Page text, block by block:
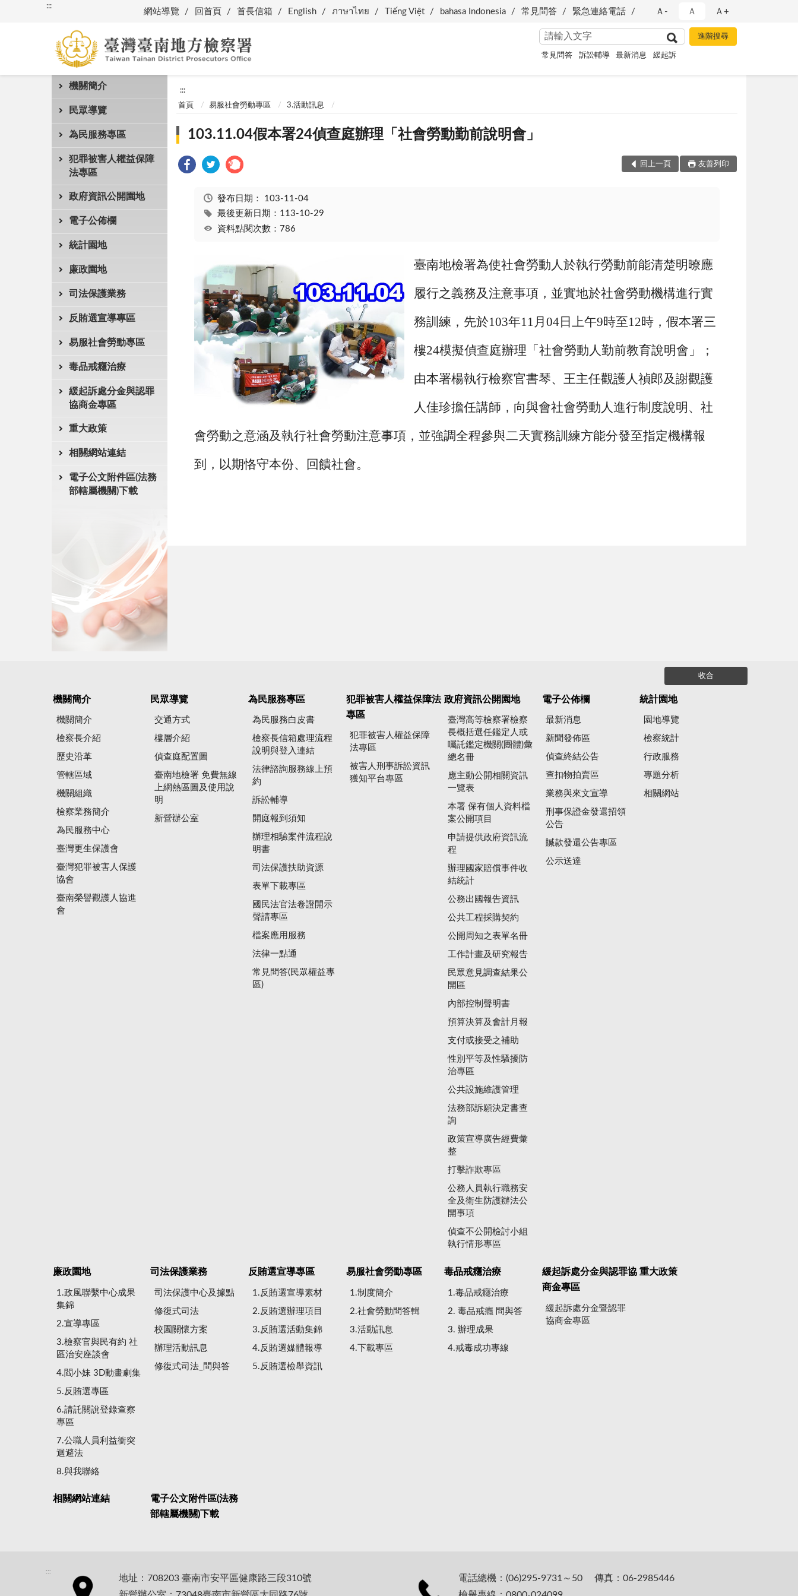
:::
網站導覽 回首頁 首長信箱 English ภาษาไทย Tiếng Việt bahasa Indonesia 常見問答 緊急連絡電話 Ａ- Ａ Ａ+
常見問答 訴訟輔導 最新消息 緩起訴
機關簡介
民眾導覽
為民服務專區
犯罪被害人權益保障
法專區
政府資訊公開園地
電子公佈欄
統計園地
廉政園地
司法保護業務
反賄選宣導專區
易服社會勞動專區
毒品戒癮治療
緩起訴處分金與認罪
協商金專區
重大政策
相關網站連結
電子公文附件區(法務
部轄屬機關)下載
:::
首頁 易服社會勞動專區 3.活動訊息
103.11.04假本署24偵查庭辦理「社會勞動勤前說明會」
回上一頁 友善列印
發布日期： 103-11-04
最後更新日期：113-10-29
資料點閱次數：786
臺南地檢署為使社會勞動人於執行勞動前能清楚明暸應
履行之義務及注意事項，並實地於社會勞動機構進行實
務訓練，先於103年11月04日上午9時至12時，假本署三
樓24模擬偵查庭辦理「社會勞動人勤前教育說明會」；
由本署楊執行檢察官書琴、王主任觀護人禎郎及謝觀護
人佳珍擔任講師，向與會社會勞動人進行制度說明、社
會勞動之意涵及執行社會勞動注意事項，並強調全程參與二天實務訓練方能分發至指定機構報
到，以期恪守本份、回饋社會。
收合
機關簡介
機關簡介
檢察長介紹
歷史沿革
管轄區域
機關組織
檢察業務簡介
為民服務中心
臺灣更生保護會
臺灣犯罪被害人保護
協會
臺南榮譽觀護人協進
會
民眾導覽
交通方式
樓層介紹
偵查庭配置圖
臺南地檢署 免費無線
上網熱區圖及使用說
明
新營辦公室
為民服務專區
為民服務白皮書
檢察長信箱處理流程
說明與登入連結
法律諮詢服務線上預
約
訴訟輔導
開庭報到須知
辦理相驗案件流程說
明書
司法保護扶助資源
表單下載專區
國民法官法卷證開示
聲請專區
檔案應用服務
法律一點通
常見問答(民眾權益專
區)
犯罪被害人權益保障法
專區
犯罪被害人權益保障
法專區
被害人刑事訴訟資訊
獲知平台專區
政府資訊公開園地
臺灣高等檢察署檢察
長概括選任鑑定人或
囑託鑑定機關(團體)彙
總名冊
應主動公開相關資訊
一覽表
本署 保有個人資料檔
案公開項目
申請提供政府資訊流
程
辦理國家賠償事件收
結統計
公務出國報告資訊
公共工程採購契約
公開周知之表單名冊
工作計畫及研究報告
民眾意見調查結果公
開區
內部控制聲明書
預算決算及會計月報
支付或接受之補助
性別平等及性騷擾防
治專區
公共設施維護管理
法務部訴願決定書查
詢
政策宣導廣告經費彙
整
打擊詐欺專區
公務人員執行職務安
全及衛生防護辦法公
開事項
偵查不公開檢討小組
執行情形專區
電子公佈欄
最新消息
新聞發佈區
偵查終結公告
查扣物拍賣區
業務與來文宣導
刑事保證金發還招領
公告
贓款發還公告專區
公示送達
統計園地
園地導覽
檢察統計
行政服務
專題分析
相關網站
廉政園地
1.政風聯繫中心成果
集錦
2.宣導專區
3.檢察官與民有約 社
區治安座談會
4.閻小妹 3D動畫劇集
5.反賄選專區
6.請託關說登錄查察
專區
7.公職人員利益衝突
迴避法
8.與我聯絡
司法保護業務
司法保護中心及據點
修復式司法
校園關懷方案
辦理活動訊息
修復式司法_問與答
反賄選宣導專區
1.反賄選宣導素材
2.反賄選辦理項目
3.反賄選活動集錦
4.反賄選媒體報導
5.反賄選檢舉資訊
易服社會勞動專區
1.制度簡介
2.社會勞動問答輯
3.活動訊息
4.下載專區
毒品戒癮治療
1.毒品戒癮治療
2. 毒品戒癮 問與答
3. 辦理成果
4.戒毒成功專線
緩起訴處分金與認罪協
商金專區
緩起訴處分金暨認罪
協商金專區
重大政策
相關網站連結
電子公文附件區(法務
部轄屬機關)下載
:::
地址：708203 臺南市安平區健康路三段310號
電話總機：(06)295-9731～50 傳真：06-2985446